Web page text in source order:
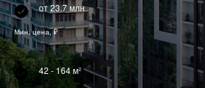
от 23.7 млн
Мин. цена, ₽
42 - 164 м²